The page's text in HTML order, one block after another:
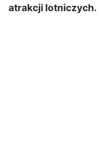
atrakcji lotniczych.